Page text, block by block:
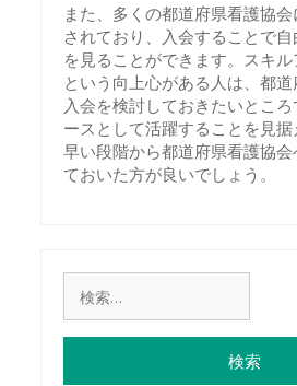
また、多くの都道府県看護協
されており、入会することで
を見ることができます。スキ
という向上心がある人は、都
入会を検討しておきたいとこ
ースとして活躍することを見据
早い段階から都道府県看護協
ておいた方が良いでしょう。
索: